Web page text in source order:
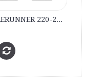
GARMIN Λουρί O.E.M. FORERUNNER 220-230-235-620-630-735XT Πράσινο Μαύρο εμπορίου